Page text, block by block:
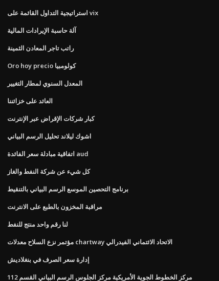
استراتيجية التداول القائمة على vix
آلة حاسبة الإيرادات المالية
راتب تاجر المعادن الثمينة
Oro hoy precio كولومبيا
المعدل السنوي لمطار التغيير
العائد على خزائننا
كبار شركات الإقراض عبر الإنترنت
اشوك ليلاند تحليل الرسم البياني
اتفاقية مبادلة سعر الفائدة aud
كل شيء عن شركة النفط والغاز
برنامج التحصين الموسع الرسم البياني بالتنقيط
مراقبة المخزون بالطبع على الانترنت
لنا رقم واحد منتج للنفط
مؤتمر نزع السلاح معدلات chartway الاتحاد الائتماني الفيدرالي
إدارة سعر الصرف في بنغلاديش
مركز الخطوط الجوية الأمريكية مركز الجلوس الرسم البياني القسم 112